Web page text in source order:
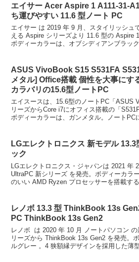
エイサー Acer Aspire 1 A111-31-
ち運びやすい 11.6 型ノート PC
エイサー は 2019 年 9 月、スタイリッシュ
える Aspire シリーズより 11.6 型の Aspire
ボディーカラーは、オブシディアンブラッ
ASUS VivoBook S15 S531FA
メタル] Office搭載 個性を大事にす
カラバリの15.6型ノートPC
エイスースは、15.6型のノートPC「ASUS
リーズからCore i7にオフィス搭載の「
ボディーカラーは、ガンメタル。ノートPC
LGエレクトロニクス 新モデル
ック
LGエレクトロニクス・ジャパンは 2021 年
UltraPC 新シリーズ を発売。ボディーカラ
のいい AMD Ryzen プロセッサーを搭載す
レノボ 13.3 型 ThinkBook 13s
PC ThinkBook 13s Gen2
レノボ は 2020 年 10 月 ノートパソコン
リーズから ThinkBook 13s Gen2 を発売。
ルグレー 。4 狭額縁デザインを採用した薄